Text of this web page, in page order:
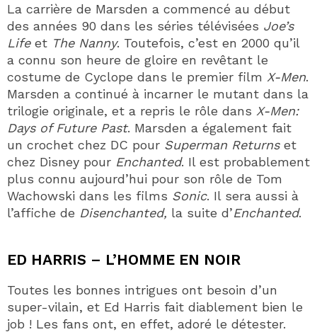
La carrière de Marsden a commencé au début
des années 90 dans les séries télévisées Joe’s
Lifeet The Nanny. Toutefois, c’est en 2000 qu’il
a connu son heure de gloire en revêtant le
costume de Cyclope dans le premier film X-Men.
Marsden a continué à incarner le mutant dans la
trilogie originale, et a repris le rôle dans X-Men:
Days of Future Past. Marsden a également fait
un crochet chez DC pour Superman Returnset
chez Disney pour Enchanted. Il est probablement
plus connu aujourd’hui pour son rôle de Tom
Wachowski dans les films Sonic. Il sera aussi à
l’affiche de Disenchanted, la suite d’Enchanted.
ED HARRIS – L’HOMME EN NOIR
Toutes les bonnes intrigues ont besoin d’un
super-vilain, et Ed Harris fait diablement bien le
job ! Les fans ont, en effet, adoré le détester.